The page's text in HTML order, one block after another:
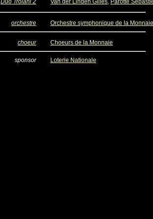
Duo Troiani 2 Van der Linden Gilles, Parotte
orchestre Orchestre symphonique de la Monnaie
choeur Choeurs de la Monnaie
sponsor Loterie Nationale